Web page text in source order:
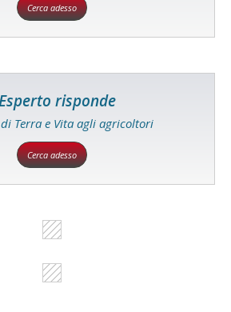
Cerca adesso
risponde
Terra e Vita agli agricoltori
Cerca adesso